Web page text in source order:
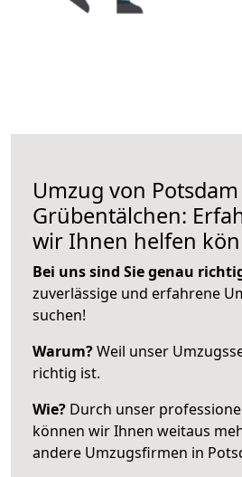
Umzug von
Grübentälchen:
wir Ihnen helfen
Bei uns sind Sie genau
zuverlässige und erfahrene
suchen!
Warum?Weil unser
richtig ist.
Wie? Durch unser
können wir Ihnen weitaus
andere Umzugsfirmen in